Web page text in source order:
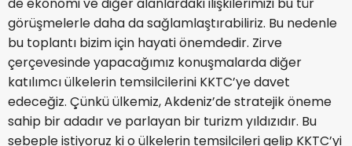
görüşmelerle daha da sağlamlaştırabiliriz. Bu nedenle
bu toplantı bizim için hayati önemdedir. Zirve
çerçevesinde yapacağımız konuşmalarda diğer
katılımcı ülkelerin temsilcilerini KKTC’ye davet
edeceğiz. Çünkü ülkemiz, Akdeniz’de stratejik öneme
sahip bir adadır ve parlayan bir turizm yıldızıdır. Bu
sebeple istiyoruz ki o ülkelerin temsilcileri gelip KKTC’yi